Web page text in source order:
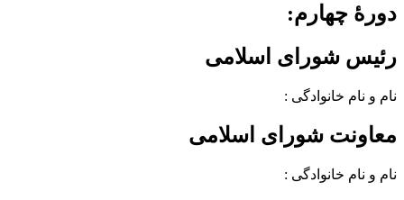
دورهٔ چهارم:
رئیس شورای اسلامی
نام و نام خانوادگی :
معاونت شورای اسلامی
نام و نام خانوادگی :